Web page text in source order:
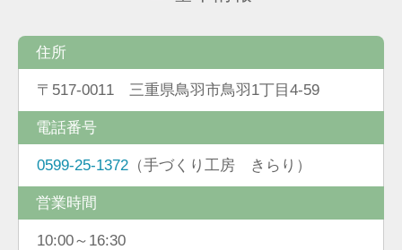
住所
〒517-0011 三重県鳥羽市鳥羽1丁目4-59
電話番号
0599-25-1372 （手づくり工房 きらり）
営業時間
10:00～16:30